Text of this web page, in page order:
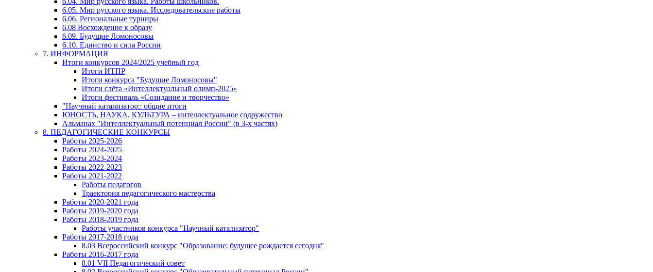
6.05. Мир русского языка. Исследовательские работы
6.06. Региональные турниры
6.08 Восхождение к образу
6.09. Будущие Ломоносовы
6.10. Единство и сила России
7. ИНФОРМАЦИЯ
Итоги конкурсов 2024/2025 учебный год
Итоги ИТПР
Итоги конкурса "Будущие Ломоносовы"
Итоги слёта «Интеллектуальный олимп-2025»
Итоги фестиваль «Созидание и творчество»
"Научный катализатор:: общие итоги
ЮНОСТЬ, НАУКА, КУЛЬТУРА – интеллектуальное содружество
Альманах "Интеллектуальный потенциал России" (в 3-х частях)
8. ПЕДАГОГИЧЕСКИЕ КОНКУРСЫ
Работы 2025-2026
Работы 2024-2025
Работы 2023-2024
Работы 2022-2023
Работы 2021-2022
Работы педагогов
Траектория педагогического мастерства
Работы 2020-2021 года
Работы 2019-2020 года
Работы 2018-2019 года
Работы участников конкурса "Научный катализатор"
Работы 2017-2018 года
8.03 Всероссийский конкурс "Образование: будущее рождается сегодня"
Работы 2016-2017 года
8.01 VII Педагогический совет